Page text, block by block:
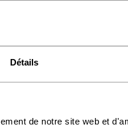
Détails
de notre site web et